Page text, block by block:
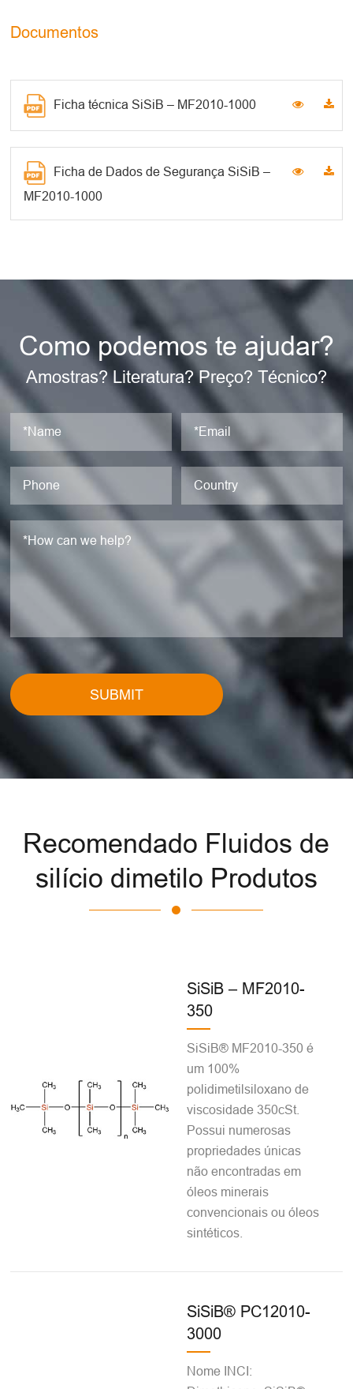
Documentos
Ficha técnica SiSiB – MF2010-1000
Ficha de Dados de Segurança SiSiB –
MF2010-1000
Como podemos te ajudar?
Amostras? Literatura? Preço? Técnico?
SUBMIT
Recomendado Fluidos de
silício dimetilo Produtos
SiSiB – MF2010-
350
SiSiB® MF2010-350 é
um 100%
polidimetilsiloxano de
viscosidade 350cSt.
Possui numerosas
propriedades únicas
não encontradas em
óleos minerais
convencionais ou óleos
sintéticos.
SiSiB® PC12010-
3000
Nome INCI: